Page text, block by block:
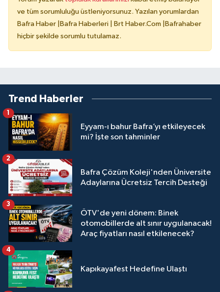
ve tüm sorumluluğu üstleniyorsunuz. Yazılan yorumlardan
Bafra Haber |Bafra Haberleri | Brt Haber.Com |Bafrahaber
hiçbir şekilde sorumlu tutulamaz.
Trend Haberler
Eyyam-ı bahur Bafra’yı etkileyecek
mi? İşte son tahminler
1
Bafra Çözüm Koleji'nden Üniversite
Adaylarına Ücretsiz Tercih Desteği
2
ÖTV'de yeni dönem: Binek
otomobillerde alt sınır uygulanacak!
Araç fiyatları nasıl etkilenecek?
3
Kapıkayafest Hedefine Ulaştı
4